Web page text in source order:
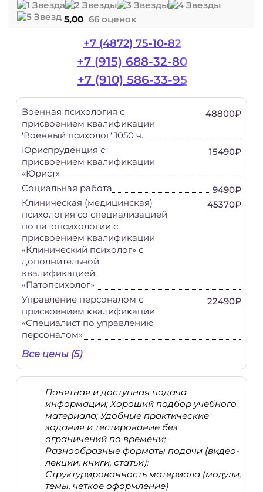
5,00 66 оценок
+7 (4872) 75-10-82
+7 (915) 688-32-80
+7 (910) 586-33-95
Военная психология с
присвоением квалификации
'Военный психолог' 1050 ч.
48800₽
Юриспруденция с
присвоением квалификации
«Юрист»
15490₽
Социальная работа
9490₽
Клиническая (медицинская)
психология со специализацией
по патопсихологии с
присвоением квалификации
«Клинический психолог» с
дополнительной
квалификацией
«Патопсихолог»
45370₽
Управление персоналом с
присвоением квалификации
«Специалист по управлению
персоналом»
22490₽
Все цены (5)
Понятная и доступная подача
информации; Хороший подбор учебного
материала; Удобные практические
задания и тестирование без
ограничений по времени;
Разнообразные форматы подачи (видео-
лекции, книги, статьи);
Структурированность материала (модули,
темы, четкое оформление)